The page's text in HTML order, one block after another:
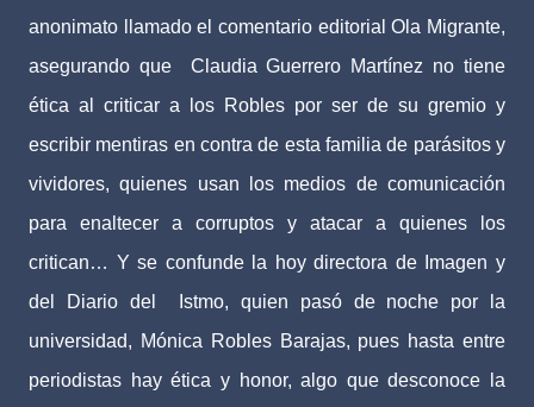
anonimato llamado el comentario editorial Ola Migrante,
asegurando que
Claudia Guerrero Martínez no tiene
ética al criticar a los Robles por ser de su gremio y
escribir mentiras en contra de esta familia de parásitos y
vividores, quienes usan los medios de comunicación
para enaltecer a corruptos y atacar a quienes los
critican… Y se confunde la hoy directora de Imagen y
del Diario del
Istmo, quien pasó de noche por la
universidad, Mónica Robles Barajas, pues hasta entre
periodistas hay ética y honor, algo que desconoce la